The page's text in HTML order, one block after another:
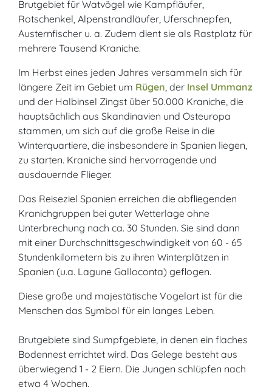
Brutgebiet für Watvögel wie Kampfläufer,
Rotschenkel, Alpenstrandläufer, Uferschnepfen,
Austernfischer u. a. Zudem dient sie als Rastplatz für
mehrere Tausend Kraniche.
Im Herbst eines jeden Jahres versammeln sich für
längere Zeit im Gebiet um Rügen, der Insel Ummanz
und der Halbinsel Zingst über 50.000 Kraniche, die
hauptsächlich aus Skandinavien und Osteuropa
stammen, um sich auf die große Reise in die
Winterquartiere, die insbesondere in Spanien liegen,
zu starten. Kraniche sind hervorragende und
ausdauernde Flieger.
Das Reiseziel Spanien erreichen die abfliegenden
Kranichgruppen bei guter Wetterlage ohne
Unterbrechung nach ca. 30 Stunden. Sie sind dann
mit einer Durchschnittsgeschwindigkeit von 60 - 65
Stundenkilometern bis zu ihren Winterplätzen in
Spanien (u.a. Lagune Galloconta) geflogen.
Diese große und majestätische Vogelart ist für die
Menschen das Symbol für ein langes Leben.
Brutgebiete sind Sumpfgebiete, in denen ein flaches
Bodennest errichtet wird. Das Gelege besteht aus
überwiegend 1 - 2 Eiern. Die Jungen schlüpfen nach
etwa 4 Wochen.